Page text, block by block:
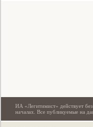
ИА «Легитимист» действует
началах. Все публикуемые на